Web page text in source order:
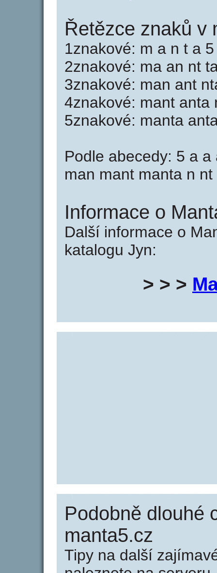
Řetězce znaků v
1znakové: m a n t a 5
2znakové: ma an nt
3znakové: man ant
4znakové: mant anta
5znakové: manta
Podle abecedy: 5 a
man mant manta n
Informace o
Další informace o
katalogu Jyn:
> > >
Podobně dlouhé
manta5.cz
Tipy na další